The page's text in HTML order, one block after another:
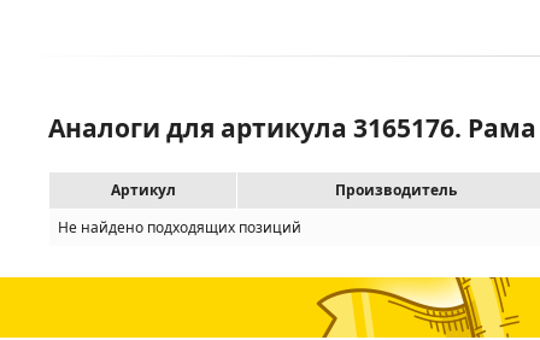
Аналоги для артикула 3165176.
Артикул
Производитель
Не найдено подходящих позиций